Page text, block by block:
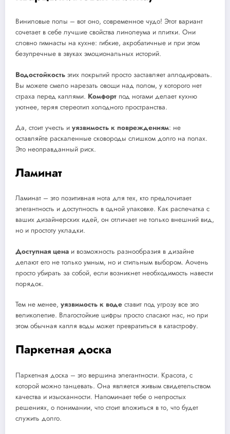
Виниловые полы – вот оно, современное чудо! Этот вариант
сочетает в себе лучшие свойства линолеума и плитки. Они
словно гимнасты на кухне: гибкие, акробатичные и при этом
безупречные в звуках эмоциональных историй.
Водостойкость этих покрытий просто заставляет аплодировать.
Вы можете смело нарезать овощи над полом, у которого нет
страха перед каплями. Комфорт под ногами делает кухню
уютнее, теряя стереотип холодного пространства.
Да, стоит учесть и уязвимость к повреждениям: не
оставляйте раскаленные сковороды слишком долго на полах.
Это неоправданный риск.
Ламинат
Ламинат – это позитивная нота для тех, кто предпочитает
элегантность и доступность в одной упаковке. Как распечатка с
ваших дизайнерских идей, он отличает не только внешний вид,
но и простоту укладки.
Доступная цена и возможность разнообразия в дизайне
делают его не только умным, но и стильным выбором. Аочень
просто убирать за собой, если возникнет необходимость навести
порядок.
Тем не менее, уязвимость к воде ставит под угрозу все это
великолепие. Влагостойкие цифры просто спасают нас, но при
этом обычная капля воды может превратиться в катастрофу.
Паркетная доска
Паркетная доска – это вершина элегантности. Красота, с
которой можно танцевать. Она является живым свидетельством
качества и изысканности. Напоминает тебе о непростых
решениях, о понимании, что стоит вложиться в то, что будет
служить долго.